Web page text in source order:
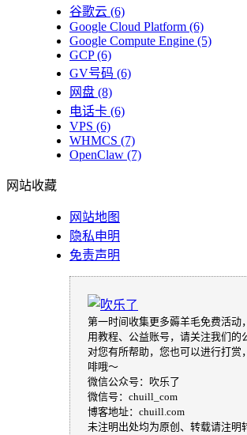
谷歌云 (6)
Google Cloud Platform (6)
Google Compute Engine (5)
GCP(6)
GV号码 (6)
网盘 (8)
电话卡 (6)
VPS (6)
WHMCS (7)
OpenClaw (7)
网站收藏
网站地图
隐私申明
免责声明
第一时间收集更多薅羊毛免费活动
用教程、公益账号，请关注我们的
对您有所帮助，您也可以进行打赏
啡哦～
微信公众号：吹乐了
微信号：chuill_com
博客地址：chuill.com
未注明出处均为原创、转载请注明